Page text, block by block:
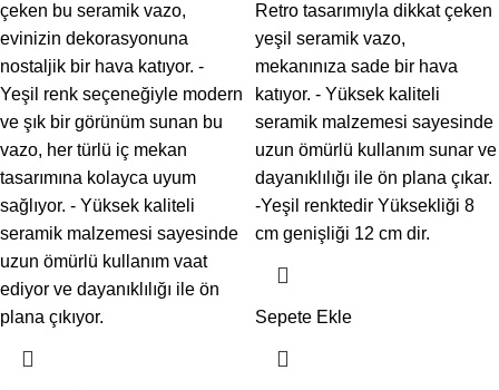
çeken bu seramik vazo,
evinizin dekorasyonuna
nostaljik bir hava katıyor. -
Yeşil renk seçeneğiyle modern
ve şık bir görünüm sunan bu
vazo, her türlü iç mekan
tasarımına kolayca uyum
sağlıyor. - Yüksek kaliteli
seramik malzemesi sayesinde
uzun ömürlü kullanım vaat
ediyor ve dayanıklılığı ile ön
plana çıkıyor.
Retro tasarımıyla dikkat çeken
yeşil seramik vazo,
mekanınıza sade bir hava
katıyor. - Yüksek kaliteli
seramik malzemesi sayesinde
uzun ömürlü kullanım sunar ve
dayanıklılığı ile ön plana çıkar.
-Yeşil renktedir Yüksekliği 8
cm genişliği 12 cm dir.
Sepete Ekle